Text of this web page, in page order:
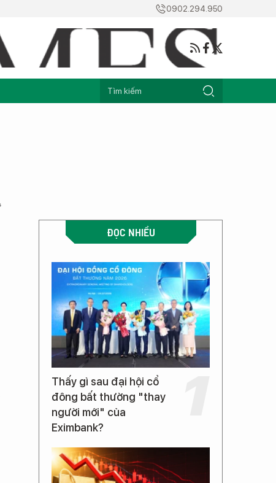
0902.294.950
ĐỌC NHIỀU
Thấy gì sau đại hội cổ
đông bất thường "thay
người mới" của
Eximbank?